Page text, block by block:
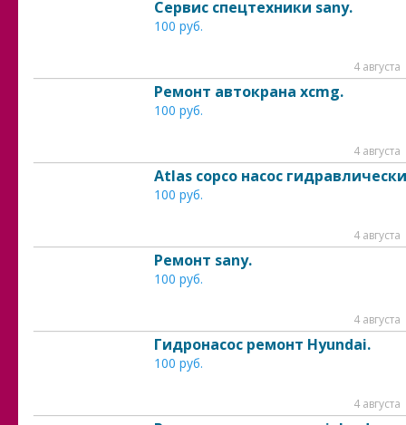
Сервис спецтехники sany.
100 руб.
4 августа
Ремонт автокрана xcmg.
100 руб.
4 августа
Atlas copco насос
100 руб.
4 августа
Ремонт sany.
100 руб.
4 августа
Гидронасос ремонт Hyundai.
100 руб.
4 августа